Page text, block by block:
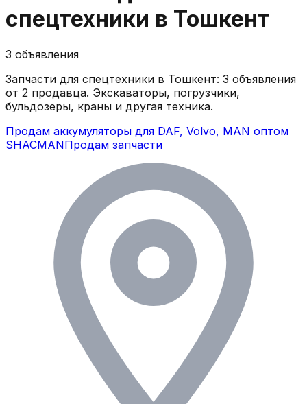
спецтехники в Тошкент
3 объявления
Запчасти для спецтехники в Тошкент: 3 объявления
от 2 продавца. Экскаваторы, погрузчики,
бульдозеры, краны и другая техника.
Продам аккумуляторы для DAF, Volvo, MAN оптом
SHACMANПродам запчасти